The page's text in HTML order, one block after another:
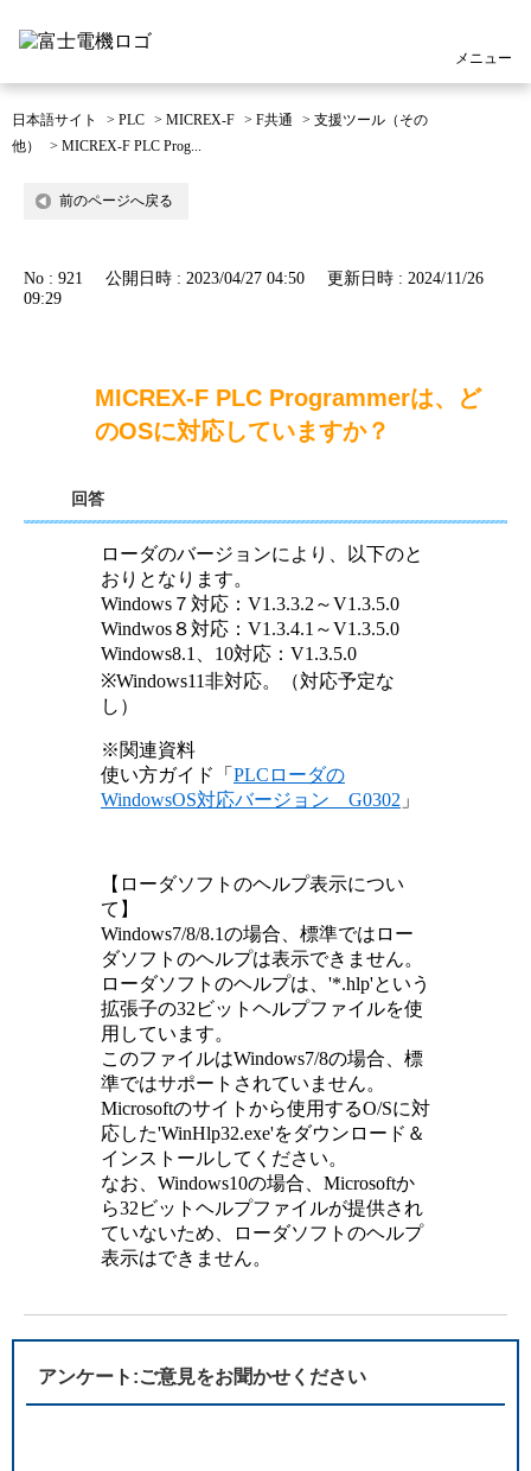
メニュー
日本語サイト > PLC > MICREX-F > F共通 > 支援ツール（その
他）
> MICREX-F PLC Prog...
前のページへ戻る
No : 921 公開日時 : 2023/04/27 04:50
更新日時 : 2024/11/26
09:29
MICREX-F PLC Programmerは、ど
のOSに対応していますか？
回答
ローダのバージョンにより、以下のと
おりとなります。
Windows７対応：V1.3.3.2～V1.3.5.0
Windwos８対応：V1.3.4.1～V1.3.5.0
Windows8.1、10対応：V1.3.5.0
※Windows11非対応。（対応予定な
し）
※関連資料
使い方ガイド「 PLCローダの
WindowsOS対応バージョン G0302 」
【ローダソフトのヘルプ表示につい
て】
Windows7/8/8.1の場合、標準ではロー
ダソフトのヘルプは表示できません。
ローダソフトのヘルプは、'*.hlp'という
拡張子の32ビットヘルプファイルを使
用しています。
このファイルはWindows7/8の場合、標
準ではサポートされていません。
Microsoftのサイトから使用するO/Sに対
応した'WinHlp32.exe'をダウンロード＆
インストールしてください。
なお、Windows10の場合、Microsoftか
ら32ビットヘルプファイルが提供され
ていないため、ローダソフトのヘルプ
表示はできません。
アンケート:ご意見をお聞かせください